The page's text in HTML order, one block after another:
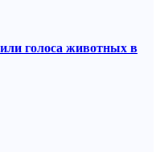
голоса животных в